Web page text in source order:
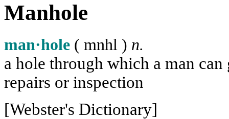
Manhole
man·hole ( mnhl ) n.
a hole through which a man
repairs or inspection
[Webster's Dictionary]